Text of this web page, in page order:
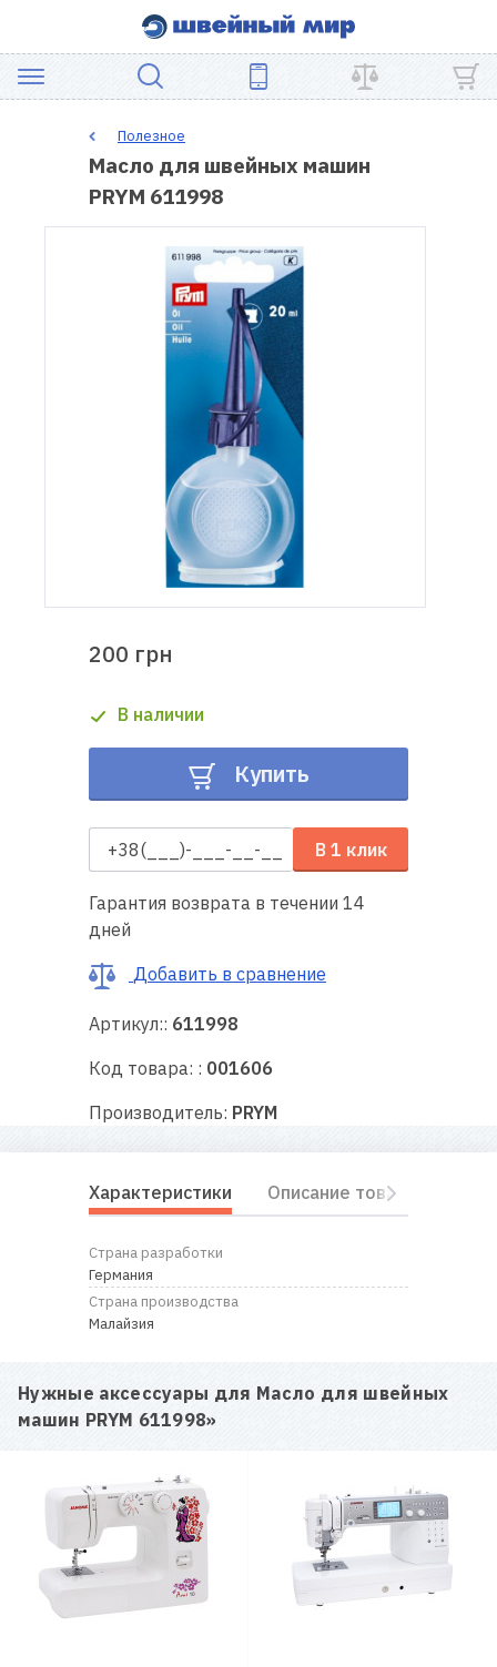
ШВЕЙНОЕ
ОБОРУДОВАНИЕ
Гарантия
швейной
техники
Полезные
советы
нас
Полезное
Масло для швейных машин
PRYM 611998
200 грн
В наличии
Купить
В 1 клик
Гарантия возврата в течении 14
дней
Добавить в сравнение
Артикул:: 611998
Код товара: : 001606
Производитель: PRYM
Характеристики Описание товара
Страна разработки
Германия
Страна производства
Малайзия
Нужные аксессуары для Масло для швейных
машин PRYM 611998»